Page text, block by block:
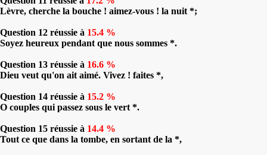
Lèvre, cherche la bouche ! aimez-vous ! la nuit *;
Question 12 réussie à 15.4 %
Soyez heureux pendant que nous sommes *.
Question 13 réussie à 16.6 %
Dieu veut qu'on ait aimé. Vivez ! faites *,
Question 14 réussie à 15.2 %
O couples qui passez sous le vert *.
Question 15 réussie à 14.4 %
Tout ce que dans la tombe, en sortant de la *,